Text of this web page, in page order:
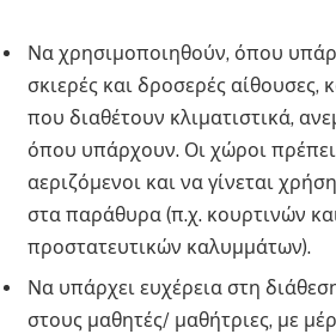
Να χρησιμοποιηθούν, όπου
σκιερές και δροσερές αίθουσες,
που διαθέτουν κλιματιστικά,
όπου υπάρχουν. Οι χώροι πρέπει
αεριζόμενοι και να γίνεται
στα παράθυρα (π.χ. κουρτινών
προστατευτικών καλυμμάτων).
Να υπάρχει ευχέρεια στη
στους μαθητές/ μαθήτριες, με